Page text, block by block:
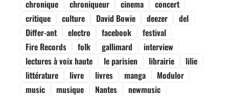
chronique
chroniqueur cinema
concert
critique
culture David Bowie deezer
del
Differ-ant
electro facebook
festival
Fire Records
folk gallimard
interview
lectures à voix haute
le parisien librairie
lilie
littérature
livre livres manga
Modulor
music
musique Nantes
newmusic